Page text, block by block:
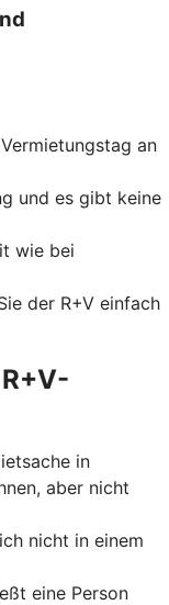
an
und es gibt keine
wie bei
der R+V einfach
in
aber nicht
nicht in einem
eine Person